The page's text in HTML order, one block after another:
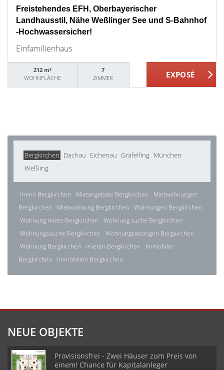
Freistehendes EFH, Oberbayerischer
Landhausstil, Nähe Weßlinger See und S-Bahnhof
-Hochwassersicher!
Einfamilienhaus
212 m²
WOHNFLÄCHE
7
ZIMMER
Bergkirchen Dachau Eichenau Gräfelfing München
Weßling
Immo Bergkirchen Mietangebote Bergkirchen
Mietwohnungen
Bergkirchen
Mietwohnung Bergkirchen
Wohnungen Bergkirchen
Wohnung miete Bergkirchen
Wohnung suche Bergkirchen
Wohnungssuche Bergkirchen
Wohnungsanzeigen Bergkirchen
Wohnung Bergkirchen
mieten Bergkirchen
Immobilie
Bergkirchen
Immobilien Bergkirchen
NEUE OBJEKTE
Provisionsfrei - Zwei Häuser zum Preis von
einem! Chance für Kapitalanleger